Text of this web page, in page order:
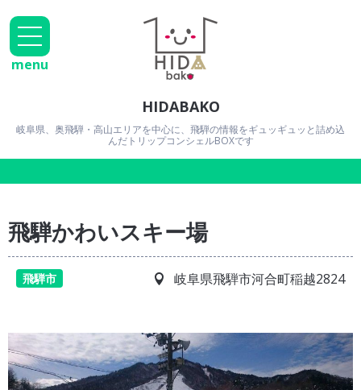
HIDABAKO
岐阜県、奥飛騨・高山エリアを中心に、飛騨の情報をギュッギュッと詰め込
んだトリップコンシェルBOXです
menu
飛騨かわいスキー場
飛騨市 岐阜県飛騨市河合町稲越2824